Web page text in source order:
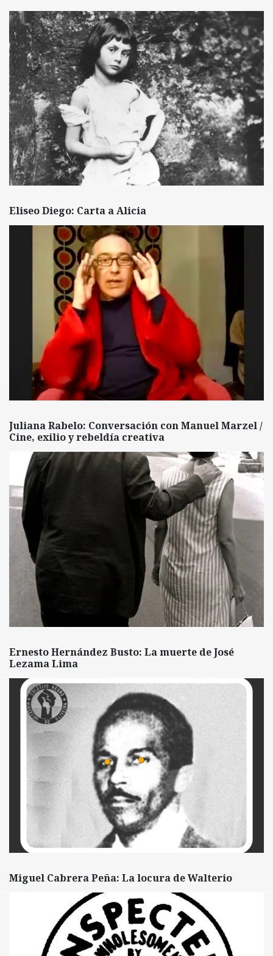
Eliseo Diego: Carta a Alicia
Juliana Rabelo: Conversación con Manuel Marzel /
Cine, exilio y rebeldía creativa
Ernesto Hernández Busto: La muerte de José
Lezama Lima
Miguel Cabrera Peña: La locura de Walterio